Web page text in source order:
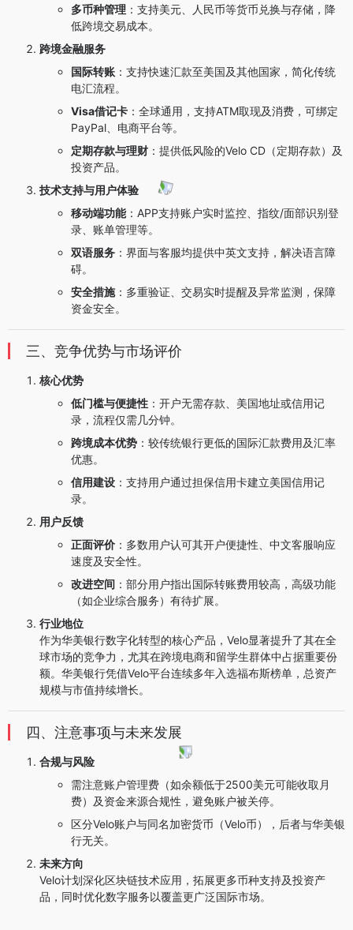
多币种管理 ：支持美元、人民币等货币兑换与存储，降
低跨境交易成本。
跨境金融服务
国际转账 ：支持快速汇款至美国及其他国家，简化传统
电汇流程。
Visa借记卡 ：全球通用，支持ATM取现及消费，可绑定
PayPal、电商平台等。
定期存款与理财 ：提供低风险的Velo CD（定期存款）及
投资产品。
技术支持与用户体验
移动端功能：APP支持账户实时监控、指纹/面部识别登
录、账单管理等。
双语服务 ：界面与客服均提供中英文支持，解决语言障
碍。
安全措施：多重验证、交易实时提醒及异常监测，保障
资金安全。
三、竞争优势与市场评价
核心优势
低门槛与便捷性 ：开户无需存款、美国地址或信用记
录，流程仅需几分钟。
跨境成本优势 ：较传统银行更低的国际汇款费用及汇率
优惠。
信用建设 ：支持用户通过担保信用卡建立美国信用记
录。
用户反馈
正面评价 ：多数用户认可其开户便捷性、中文客服响应
速度及安全性。
改进空间 ：部分用户指出国际转账费用较高，高级功能
（如企业综合服务）有待扩展。
行业地位
作为华美银行数字化转型的核心产品，Velo显著提升了其在全
球市场的竞争力，尤其在跨境电商和留学生群体中占据重要份
额。华美银行凭借Velo平台连续多年入选福布斯榜单，总资产
规模与市值持续增长。
四、注意事项与未来发展
合规与风险
需注意账户管理费（如余额低于2500美元可能收取月
费）及资金来源合规性，避免账户被关停。
区分Velo账户与同名加密货币（Velo币），后者与华美银
行无关。
未来方向
Velo计划深化区块链技术应用，拓展更多币种支持及投资产
品，同时优化数字服务以覆盖更广泛国际市场。